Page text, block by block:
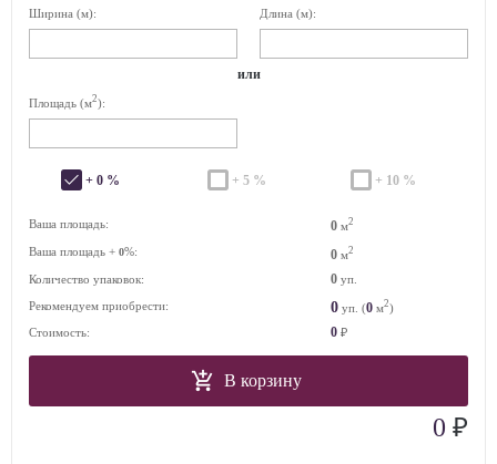
Ширина (м): Длина (м):
или
Площадь (м2):
+ 0 % + 5 % + 10 %
Ваша площадь: 0 м2
Ваша площадь + 0%: 0 м2
Количество упаковок: 0 уп.
Рекомендуем приобрести:
0 уп. (0 м2)
Стоимость:
0 ₽
В корзину
0 ₽